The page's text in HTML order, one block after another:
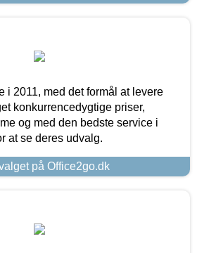
i 2011, med det formål at levere
konkurrencedygtige priser,
og med den bedste service i
at se deres udvalg.
på Office2go.dk